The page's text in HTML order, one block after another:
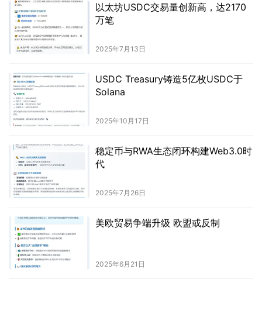
以太坊USDC交易量创新高，达2170
万笔
2025年7月13日
USDC Treasury铸造5亿枚USDC于
Solana
2025年10月17日
稳定币与RWA生态闭环构建Web3.0时
代
2025年7月26日
美欧贸易争端升级 欧盟或反制
2025年6月21日